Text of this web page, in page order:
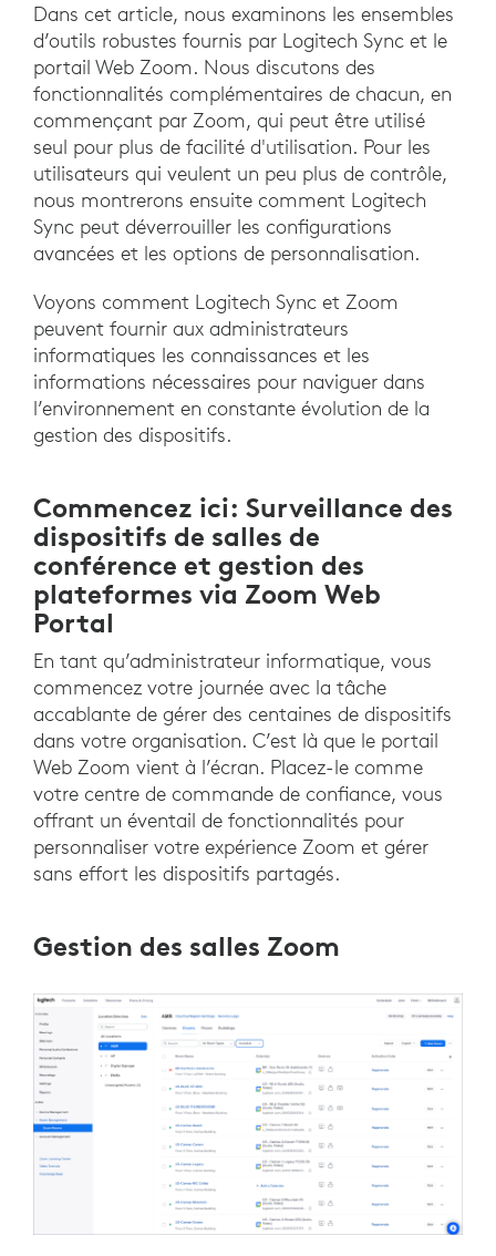
Dans cet article, nous examinons les ensembles
d’outils robustes fournis par Logitech Sync et le
portail Web Zoom. Nous discutons des
fonctionnalités complémentaires de chacun, en
commençant par Zoom, qui peut être utilisé
seul pour plus de facilité d'utilisation. Pour les
utilisateurs qui veulent un peu plus de contrôle,
nous montrerons ensuite comment Logitech
Sync peut déverrouiller les configurations
avancées et les options de personnalisation.
Voyons comment Logitech Sync et Zoom
peuvent fournir aux administrateurs
informatiques les connaissances et les
informations nécessaires pour naviguer dans
l’environnement en constante évolution de la
gestion des dispositifs.
Commencez ici: Surveillance des
dispositifs de salles de
conférence et gestion des
plateformes via Zoom Web
Portal
En tant qu’administrateur informatique, vous
commencez votre journée avec la tâche
accablante de gérer des centaines de dispositifs
dans votre organisation. C’est là que le portail
Web Zoom vient à l’écran. Placez-le comme
votre centre de commande de confiance, vous
offrant un éventail de fonctionnalités pour
personnaliser votre expérience Zoom et gérer
sans effort les dispositifs partagés.
Gestion des salles Zoom